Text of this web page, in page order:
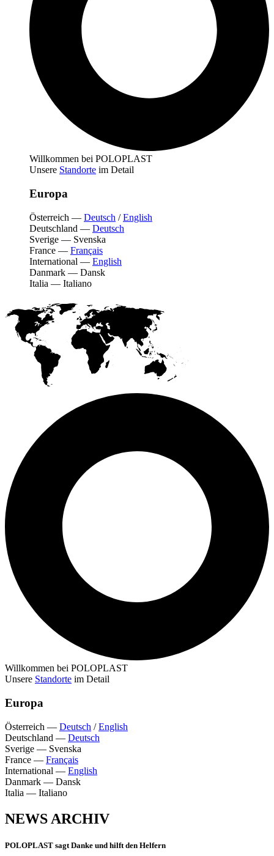
Willkommen bei POLOPLAST
Unsere Standorte im Detail
Europa
Österreich — Deutsch /English
Deutschland — Deutsch
Sverige — Svenska
France — Français
International — English
Danmark — Dansk
Italia — Italiano
Willkommen bei POLOPLAST
Unsere Standorte im Detail
Europa
Österreich — Deutsch /English
Deutschland — Deutsch
Sverige — Svenska
France — Français
International — English
Danmark — Dansk
Italia — Italiano
NEWS ARCHIV
POLOPLAST sagt Danke und hilft den Helfern